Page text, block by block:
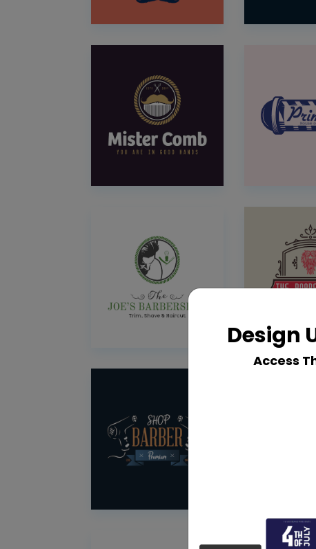
Design
Access